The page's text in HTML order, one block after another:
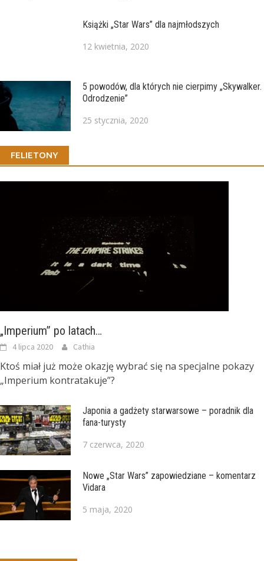
Książki „Star Wars” dla najmłodszych
12 kwietnia, 2020
5 powodów, dla których nie cierpimy „Skywalker.
Odrodzenie”
25 stycznia, 2020
FELIETONY
„Imperium” po latach…
4 lipca 2020 Cathia
Ktoś miał już może okazję wybrać się na specjalne pokazy
„Imperium kontratakuje”?
Japonia a gadżety starwarsowe – poradnik dla
fana-turysty
7 czerwca, 2020
Nowe „Star Wars” zapowiedziane – komentarz
Vidara
5 maja, 2020